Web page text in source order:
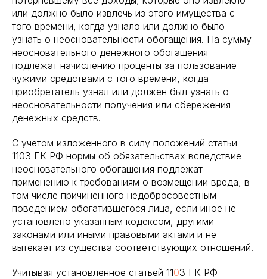
или должно было извлечь из этого имущества с
того времени, когда узнало или должно было
узнать о неосновательности обогащения. На сумму
неосновательного денежного обогащения
подлежат начислению проценты за пользование
чужими средствами с того времени, когда
приобретатель узнал или должен был узнать о
неосновательности получения или сбережения
денежных средств.
С учетом изложенного в силу положений статьи
1103 ГК РФ нормы об обязательствах вследствие
неосновательного обогащения подлежат
применению к требованиям о возмещении вреда, в
том числе причиненного недобросовестным
поведением обогатившегося лица, если иное не
установлено указанным кодексом, другими
законами или иными правовыми актами и не
вытекает из существа соответствующих отношений.
Учитывая установленное статьей 1103 ГК РФ